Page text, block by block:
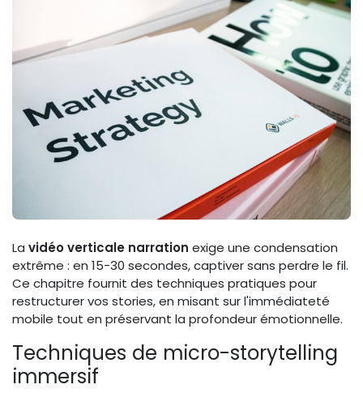
La vidéo verticale narration exige une condensation
extrême : en 15-30 secondes, captiver sans perdre le fil.
Ce chapitre fournit des techniques pratiques pour
restructurer vos stories, en misant sur l'immédiateté
mobile tout en préservant la profondeur émotionnelle.
Techniques de micro-storytelling
immersif